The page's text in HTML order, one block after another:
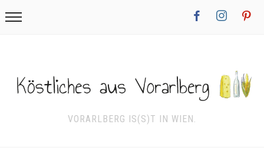
facebook instagrampinterest
VORARLBERG IS(S)T IN WIEN.